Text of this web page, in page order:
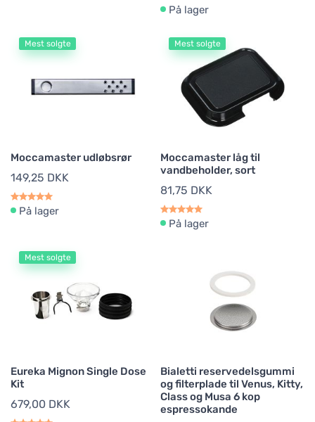
På lager
Mest solgte
Moccamaster udløbsrør
149,25 DKK
På lager
Mest solgte
Moccamaster låg til
vandbeholder, sort
81,75 DKK
På lager
Mest solgte
Eureka Mignon Single Dose
Kit
679,00 DKK
Bialetti reservedelsgummi
og filterplade til Venus, Kitty,
Class og Musa 6 kop
espressokande